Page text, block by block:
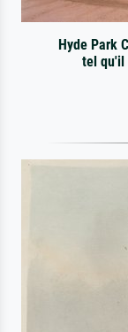
Hyde Park
tel qu'il